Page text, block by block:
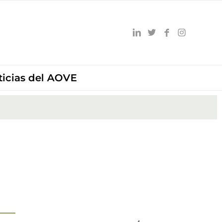
del AOVE